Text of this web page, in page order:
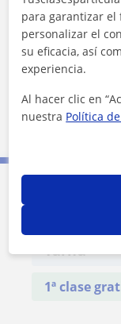
La Llagosta
Palau-Solità I
Santa Perpètua
Montcada I
Badia del Vallès
Tarifa
1ª clase
para garantizar el
personalizar el
su eficacia, así
experiencia.
Al hacer clic en
nuestra Política